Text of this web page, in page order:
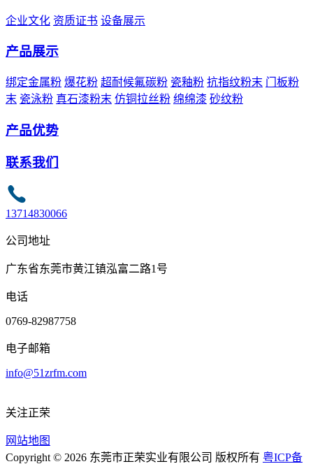
企业文化 资质证书 设备展示
产品展示
绑定金属粉 爆花粉 超耐候氟碳粉 瓷釉粉 抗指纹粉末 门板粉
末 瓷泳粉 真石漆粉末 仿铜拉丝粉 绵绵漆 砂纹粉
产品优势
联系我们
13714830066
公司地址
广东省东莞市黄江镇泓富二路1号
电话
0769-82987758
电子邮箱
info@51zrfm.com
关注正荣
网站地图
Copyright © 2026 东莞市正荣实业有限公司 版权所有 粤ICP备